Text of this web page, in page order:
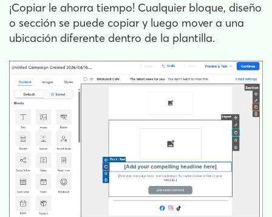
¡Copiar le ahorra tiempo! Cualquier bloque, diseño
o sección se puede copiar y luego mover a una
ubicación diferente dentro de la plantilla.